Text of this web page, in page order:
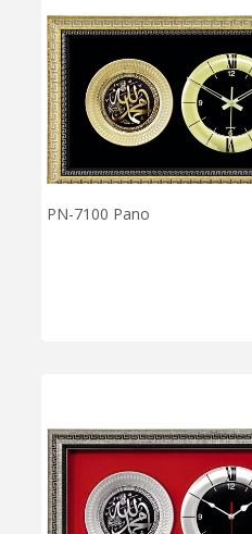
PN-7100 Pano